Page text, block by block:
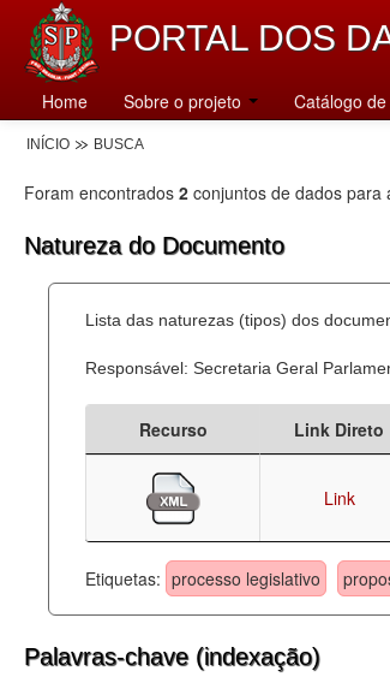
PORTAL DOS
Home Sobre o projeto Catálogo
INÍCIO BUSCA
Foram encontrados 2 conjuntos de dados para
Natureza do Documento
Lista das naturezas (tipos) dos
Responsável: Secretaria Geral
Recurso Link Direto
Link
Etiquetas: processo legislativo
Palavras-chave (indexação)